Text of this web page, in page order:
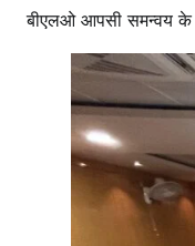
बीएलओ आपसी समन्वय के